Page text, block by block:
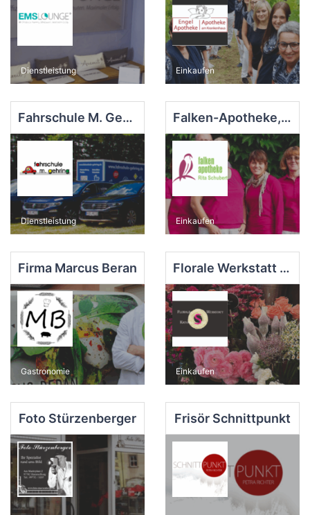
Dienstleistung Einkaufen
Fahrschule M. Gehring
Dienstleistung
Falken-Apotheke, Hammelburg
Einkaufen
Firma Marcus Beran
Gastronomie
Florale Werkstatt Kathrin Sell
Einkaufen
Foto Stürzenberger Frisör Schnittpunkt